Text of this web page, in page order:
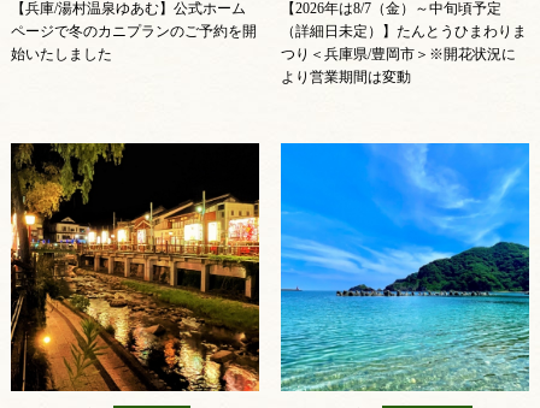
【兵庫/湯村温泉ゆあむ】公式ホーム
ページで冬のカニプランのご予約を開
始いたしました
【2026年は8/7（金）～中旬頃予定
（詳細日未定）】たんとうひまわりま
つり＜兵庫県/豊岡市＞※開花状況に
より営業期間は変動